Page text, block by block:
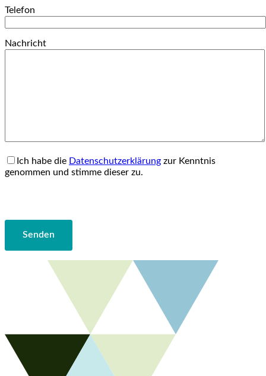
Telefon
Nachricht
Ich habe die Datenschutzerklärung zur Kenntnis
genommen und stimme dieser zu.